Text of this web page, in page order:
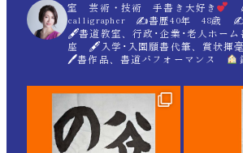
室 芸術・技術 手書き大好き
calligrapher ✍書歴40年 48歳
🖋書道教室、行政･企業･老人ホーム
座 🖋入学･入園願書代筆、賞状揮
🖊書作品、書道パフォーマンス